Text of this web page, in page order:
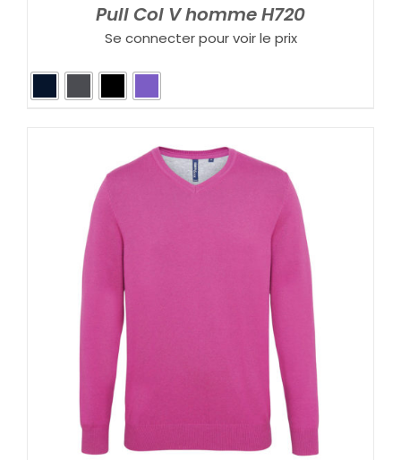
Pull Col V homme H720
Se connecter pour voir le prix